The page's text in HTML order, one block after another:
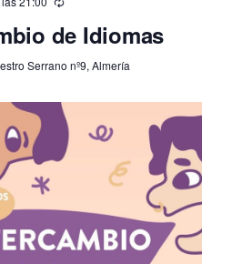
de Idiomas
Serrano nº9, Almería